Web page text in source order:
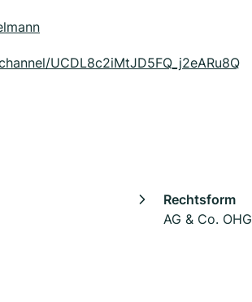
UCDL8c2iMtJD5FQ_j2eARu8Q
Rechtsform
AG & Co. OHG